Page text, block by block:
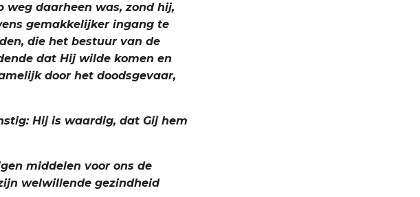
weg daarheen was, zond hij,
gemakkelijker ingang te
die het bestuur van de
dat Hij wilde komen en
door het doodsgevaar,
Hij is waardig, dat Gij hem
middelen voor ons de
welwillende gezindheid